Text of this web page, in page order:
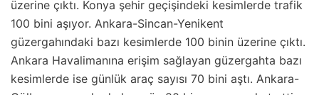
üzerine çıktı. Konya şehir geçişindeki kesimlerde trafik
100 bini aşıyor. Ankara-Sincan-Yenikent
güzergahındaki bazı kesimlerde 100 binin üzerine çıktı.
Ankara Havalimanına erişim sağlayan güzergahta bazı
kesimlerde ise günlük araç sayısı 70 bini aştı. Ankara-